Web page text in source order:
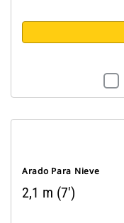
Arado Para Nieve
2,1 m (7')